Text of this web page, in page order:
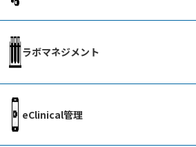
ラボマネジメント
eClinical管理